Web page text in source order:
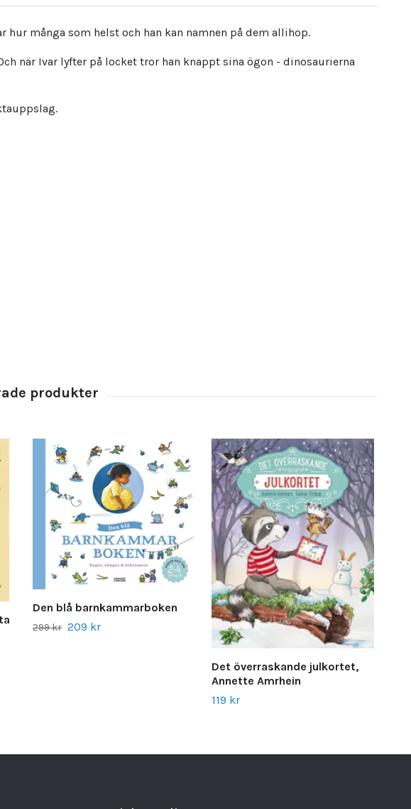
hur många som helst och han kan namnen på dem allihop.
när Ivar lyfter på locket tror han knappt sina ögon - dinosaurierna
Den blå barnkammarboken
299 kr 209 kr
Det överraskande julkortet,
Annette Amrhein
119 kr